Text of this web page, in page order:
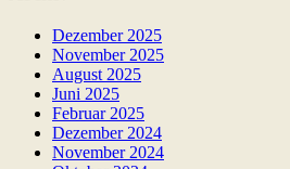
Dezember 2025
November 2025
August 2025
Juni 2025
Februar 2025
Dezember 2024
November 2024